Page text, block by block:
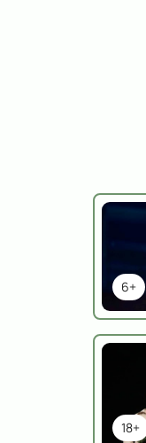
6+
18+